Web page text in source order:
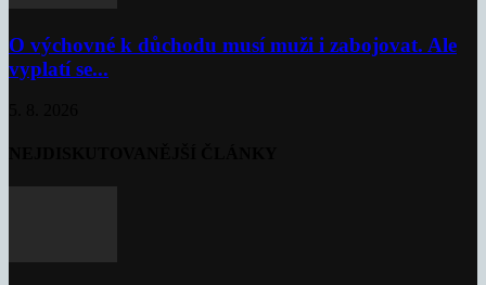
O výchovné k důchodu musí muži i zabojovat. Ale
vyplatí se...